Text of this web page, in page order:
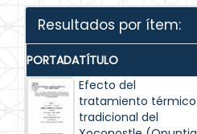
Resultados por ítem:
PORTADATÍTULO
Efecto del
tratamiento térmico
tradicional del